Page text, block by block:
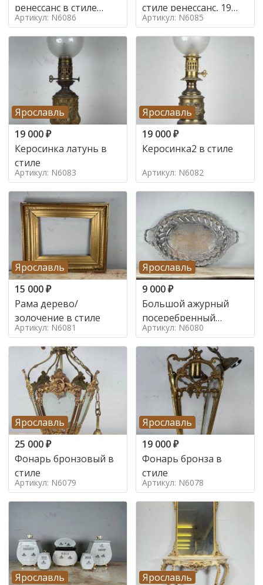
ренессанс в стиле
ренессанс,
Артикул: N6086
стиле ренессанс, 19
век
Артикул: N6085
Ярославль
19 000₽
Керосинка латунь в
стиле
Артикул: N6083
Ярославль
19 000₽
Керосинка2 в стиле
Артикул: N6082
Ярославль
15 000₽
Рама дерево/
золочение в стиле
Артикул: N6081
Ярославль
9 000₽
Большой ажурный
посеребренный
поднос в стиле
Артикул: N6080
Ярославль
25 000₽
Фонарь бронзовый в
стиле
Артикул: N6079
Ярославль
19 000₽
Фонарь бронза в
стиле
Артикул: N6078
Ярославль
Ярославль